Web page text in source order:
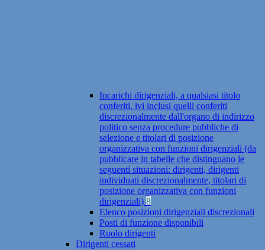
Incarichi dirigenziali, a qualsiasi titolo
conferiti, ivi inclusi quelli conferiti
discrezionalmente dall'organo di indirizzo
politico senza procedure pubbliche di
selezione e titolari di posizione
organizzativa con funzioni dirigenziali (da
pubblicare in tabelle che distinguano le
seguenti situazioni: dirigenti, dirigenti
individuati discrezionalmente, titolari di
posizione organizzativa con funzioni
dirigenziali) 8
Elenco posizioni dirigenziali discrezionali
Posti di funzione disponibili
Ruolo dirigenti
Dirigenti cessati